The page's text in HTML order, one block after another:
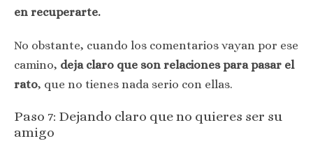
en recuperarte.
No obstante, cuando los comentarios vayan por ese
camino, deja claro que son relaciones para pasar el
rato, que no tienes nada serio con ellas.
Paso 7: Dejando claro que no quieres ser su
amigo